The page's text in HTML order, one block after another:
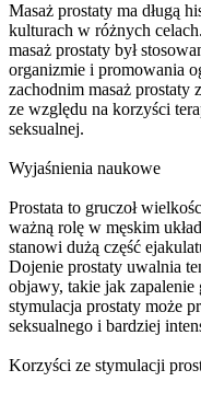
Masaż prostaty ma długą
kulturach w różnych
masaż prostaty był
organizmie i promowania
zachodnim masaż prostaty
ze względu na korzyści
seksualnej.
Wyjaśnienia naukowe
Prostata to gruczoł
ważną rolę w męskim
stanowi dużą część
Dojenie prostaty uwalnia
objawy, takie jak zapalenie
stymulacja prostaty może
seksualnego i bardziej
Korzyści ze stymulacji